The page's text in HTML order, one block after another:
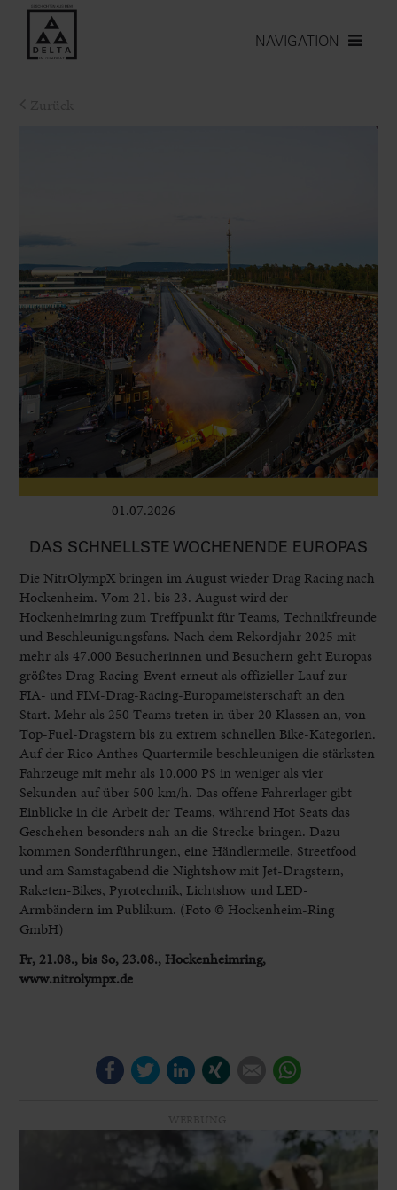
NAVIGATION
01.07.2026
DAS SCHNELLSTE WOCHENENDE EUROPAS
Die NitrOlympX bringen im August wieder Drag Racing nach
Hockenheim. Vom 21. bis 23. August wird der
Hockenheimring zum Treffpunkt für Teams, Technikfreunde
und Beschleunigungsfans. Nach dem Rekordjahr 2025 mit
mehr als 47.000 Besucherinnen und Besuchern geht Europas
größtes Drag-Racing-Event erneut als offizieller Lauf zur
FIA- und FIM-Drag-Racing-Europameisterschaft an den
Start. Mehr als 250 Teams treten in über 20 Klassen an, von
Top-Fuel-Dragstern bis zu extrem schnellen Bike-Kategorien.
Auf der Rico Anthes Quartermile beschleunigen die stärksten
Fahrzeuge mit mehr als 10.000 PS in weniger als vier
Sekunden auf über 500 km/h. Das offene Fahrerlager gibt
Einblicke in die Arbeit der Teams, während Hot Seats das
Geschehen besonders nah an die Strecke bringen. Dazu
kommen Sonderführungen, eine Händlermeile, Streetfood
und am Samstagabend die Nightshow mit Jet-Dragstern,
Raketen-Bikes, Pyrotechnik, Lichtshow und LED-
Armbändern im Publikum. (Foto © Hockenheim-Ring
GmbH)
Fr, 21.08., bis So, 23.08., Hockenheimring,
www.nitrolympx.de
FacebookTwitterLinkedIn E-mail